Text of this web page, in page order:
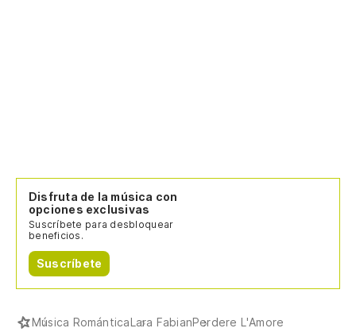
Disfruta de la música con
opciones exclusivas
Suscríbete para desbloquear
beneficios.
Suscríbete
Música RománticaLara FabianPerdere L'Amore